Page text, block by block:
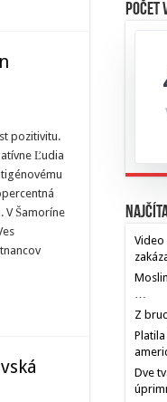
pozitivitu.
Ľudia
V Šamoríne
Počet
Video
…
Z
Dve